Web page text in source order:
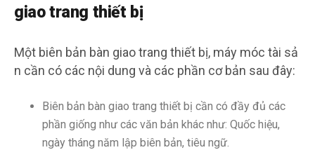
giao trang thiết bị
Một biên bản bàn giao trang thiết bị, máy móc tài sả
n cần có các nội dung và các phần cơ bản sau đây:
Biên bản bàn giao trang thiết bị cần có đầy đủ các
phần giống như các văn bản khác như: Quốc hiệu,
ngày tháng năm lập biên bản, tiêu ngữ.